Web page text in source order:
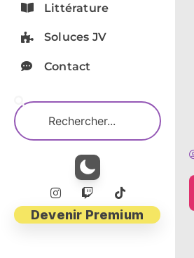
Littérature
Soluces JV
Contact
Devenir Premium